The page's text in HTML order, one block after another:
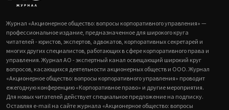
Журнал «Акционерное общество: вопросы корпоративного управления» —
профессиональное издание, предназначенное для широкого круга
читателей - юристов, экспертов, адвокатов, корпоративных секретарей и
многих других специалистов, работающих в сфере корпоративного права и
управления. Журнал АО - экспертный канал освещающий широкий круг
вопросов, касающихся деятельности акционерных обществ и ООО. Журнал
«Акционерное общество: вопросы корпоративного управления» проводит
ежегодную конференцию «Корпоративное право» и другие мероприятия.
Для новых читателей действует специальное предложение на подписку.
Оставляя e-mail на сайте журнала «Акционерное общество: вопросы